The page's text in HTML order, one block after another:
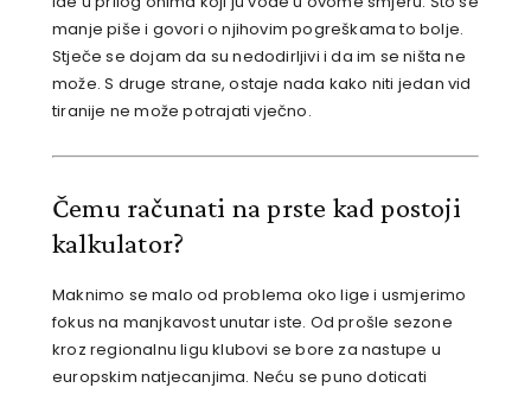
manje piše i govori o njihovim pogreškama to bolje.
Stječe se dojam da su nedodirljivi i da im se ništa ne
može. S druge strane, ostaje nada kako niti jedan vid
tiranije ne može potrajati vječno.
Čemu računati na prste kad postoji
kalkulator?
Maknimo se malo od problema oko lige i usmjerimo
fokus na manjkavost unutar iste. Od prošle sezone
kroz regionalnu ligu klubovi se bore za nastupe u
europskim natjecanjima. Neću se puno doticati